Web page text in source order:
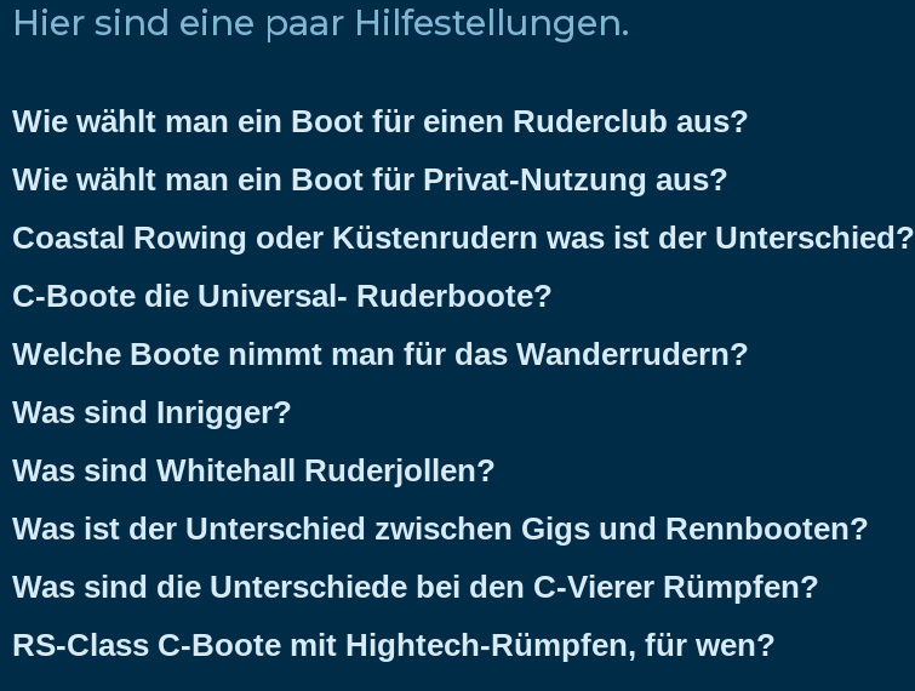
Hier sind eine paar Hilfestellungen.
Wie wählt man ein Boot für einen Ruderclub aus?
Wie wählt man ein Boot für Privat-Nutzung aus?
Coastal Rowing oder Küstenrudern was ist der Unterschied?
C-Boote die Universal- Ruderboote?
Welche Boote nimmt man für das Wanderrudern?
Was sind Inrigger?
Was sind Whitehall Ruderjollen?
Was ist der Unterschied zwischen Gigs und Rennbooten?
Was sind die Unterschiede bei den C-Vierer Rümpfen?
RS-Class C-Boote mit Hightech-Rümpfen, für wen?